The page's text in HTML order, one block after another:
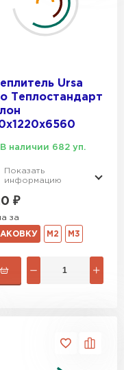
Ursa
Теплостандарт
В наличии 682 уп.
Показать
информацию
₽
за
М2 М3
Брит